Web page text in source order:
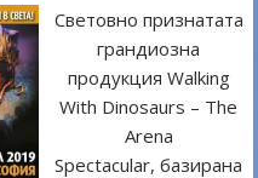
Световно признатата
грандиозна
продукция Walking
With Dinosaurs – The
Arena
Spectacular, базирана